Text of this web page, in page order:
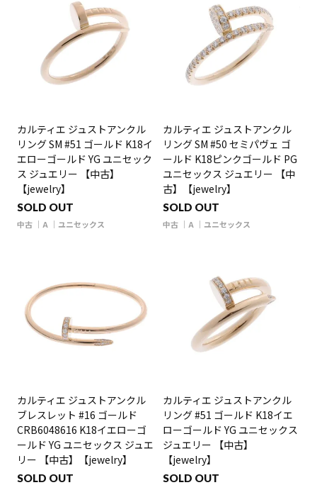
カルティエ ジュストアンクル
リング SM #51 ゴールド K18イ
エローゴールド YG ユニセック
ス ジュエリー 【中古】
【jewelry】
SOLD OUT
中古 A ユニセックス
カルティエ ジュストアンクル
リング SM #50 セミパヴェ ゴ
ールド K18ピンクゴールド PG
ユニセックス ジュエリー 【中
古】【jewelry】
SOLD OUT
中古 A ユニセックス
カルティエ ジュストアンクル
ブレスレット #16 ゴールド
CRB6048616 K18イエローゴ
ールド YG ユニセックス ジュエ
リー 【中古】【jewelry】
SOLD OUT
カルティエ ジュストアンクル
リング #51 ゴールド K18イエ
ローゴールド YG ユニセックス
ジュエリー 【中古】
【jewelry】
SOLD OUT